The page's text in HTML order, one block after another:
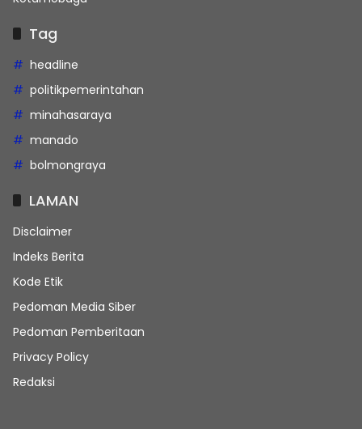
Tag
headline
politikpemerintahan
minahasaraya
manado
bolmongraya
LAMAN
Disclaimer
Indeks Berita
Kode Etik
Pedoman Media Siber
Pedoman Pemberitaan
Privacy Policy
Redaksi